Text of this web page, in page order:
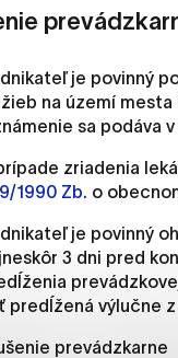
je povinný
na území
sa podáva
zriadenia
1990 Zb. o
je povinný
3 dni pred
predĺžená výlučne
prevádzkarne
Cookies sú
Používajú
Vaša voľba
Vyberte
Technické
Technické
že
stránky.